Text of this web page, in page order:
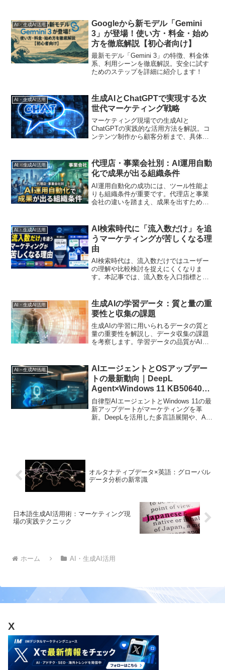
AI・生成AI活用
Googleから新モデル「Gemini
3」が登場！使い方・料金・始め
方を徹底解説【初心者向け】
最新モデル「Gemini 3」の特徴、料金体
系、利用シーンを徹底解説。安全に試す
ためのステップを詳細に紹介します！
AI・生成AI活用
生成AIとChatGPTで実現する次
世代マーケティング戦略
マーケティング現場での生成AIと
ChatGPTの実践的な活用方法を解説。コ
ンテンツ制作から顧客分析まで、具体的
AI・生成AI活用
代理店・事業会社別：AI運用自動
化で成果が出る組織条件
AI運用自動化の成功には、ツール性能よ
りも組織条件が重要です。代理店と事業
会社の違いを踏まえ、成果を出すための
AI・生成AI活用
AI検索時代に「流入数だけ」を追
うマーケティングが苦しくなる理
由
AI検索時代は、流入数だけではユーザー
の理解や比較検討を捉えにくくなりま
す。本記事では、流入数を入口指標とし
ーケティング指標設計を解説します。
AI・生成AI活用
生成AIの学習データ：質と量の重
要性と収集の課題
生成AIの学習に用いられるデータの質と
量の重要性を解説し、データ収集の課題
を考察します。学習データの品質がAIの
や偏りへの対処など、生成AIの学習にお
けるデータの役割を多角的に分析しま
す。
AI・生成AI活用
AIエージェントとOSアップデー
トの最新動向｜DeepL
Agent×Windows 11 KB5064081
で業務はどう進化する？
自律型AIエージェントとWindows 11の最
新アップデートがマーケティングを革
新。DeepLを活用した多言語展開や、AI
オルタナティブデータ×英語：グローバル
データ分析の新常識
日本語生成AI活用術：マーケティング現
場の実践テクニック
ホーム AI・生成AI活用
X